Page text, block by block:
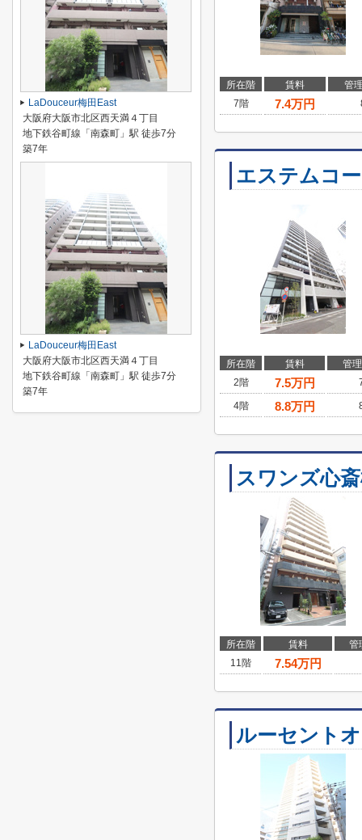
所在階 賃料
管
7階
7.4万円
エステムコ
所在階 賃料
管
2階
7.5万円
4階 8.8万円
スワンズ心
所在階 賃料
管
11階
7.54万円
ルーセント
LaDouceur梅田East
大阪府大阪市北区西天満４丁目
地下鉄谷町線「南森町」駅 徒歩7分
築7年
LaDouceur梅田East
大阪府大阪市北区西天満４丁目
地下鉄谷町線「南森町」駅 徒歩7分
築7年